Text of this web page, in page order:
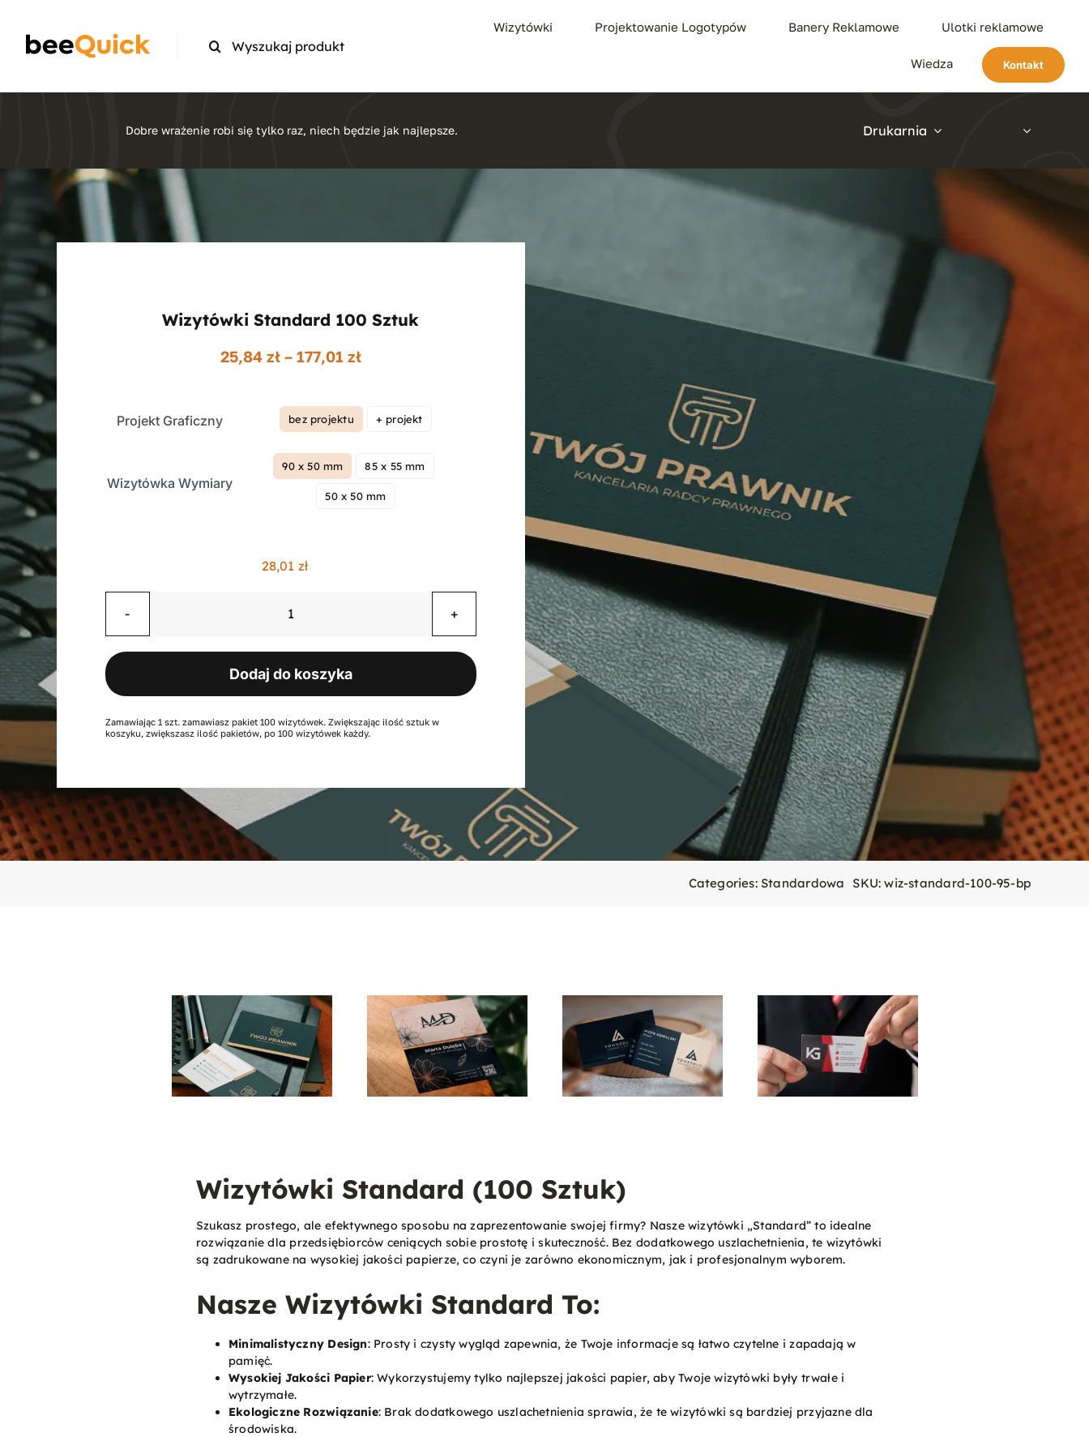
content
for:
Wizytówki Projektowanie Logotypów Banery Reklamowe Ulotki reklamowe
Wiedza Kontakt
Dobre wrażenie robi się tylko raz, niech będzie jak najlepsze. Drukarnia
Wizytówki Standard 100 Sztuk
25,84 zł – 177,01 złZakres
25,84 zł
do
177,01 zł
Projekt Graficzny bez projektu + projekt
Wizytówka Wymiary
90 x 50 mm 85 x 55 mm
50 x 50 mm
28,01 zł
ilość
100
sztuk
Dodaj do koszyka
Zamawiając 1 szt. zamawiasz pakiet 100 wizytówek. Zwiększając ilość sztuk w
koszyku, zwiększasz ilość pakietów, po 100 wizytówek każdy.
Categories: Standardowa SKU:wiz-standard-100-95-bp
Wizytówki Standard (100 Sztuk)
Szukasz prostego, ale efektywnego sposobu na zaprezentowanie swojej firmy? Nasze wizytówki „Standard” to idealne
rozwiązanie dla przedsiębiorców ceniących sobie prostotę i skuteczność. Bez dodatkowego uszlachetnienia, te wizytówki
są zadrukowane na wysokiej jakości papierze, co czyni je zarówno ekonomicznym, jak i profesjonalnym wyborem.
Nasze Wizytówki Standard To:
Minimalistyczny Design: Prosty i czysty wygląd zapewnia, że Twoje informacje są łatwo czytelne i zapadają w
pamięć.
Wysokiej Jakości Papier: Wykorzystujemy tylko najlepszej jakości papier, aby Twoje wizytówki były trwałe i
wytrzymałe.
Ekologiczne Rozwiązanie: Brak dodatkowego uszlachetnienia sprawia, że te wizytówki są bardziej przyjazne dla
środowiska.